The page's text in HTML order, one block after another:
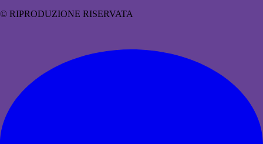
© RIPRODUZIONE RISERVATA